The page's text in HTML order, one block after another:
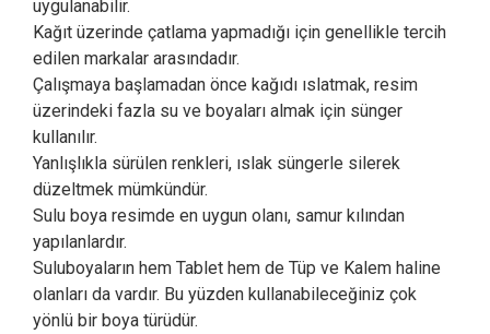
uygulanabilir.
Kağıt üzerinde çatlama yapmadığı için genellikle tercih
edilen markalar arasındadır.
Çalışmaya başlamadan önce kağıdı ıslatmak, resim
üzerindeki fazla su ve boyaları almak için sünger
kullanılır.
Yanlışlıkla sürülen renkleri, ıslak süngerle silerek
düzeltmek mümkündür.
Sulu boya resimde en uygun olanı, samur kılından
yapılanlardır.
Suluboyaların hem Tablet hem de Tüp ve Kalem haline
olanları da vardır. Bu yüzden kullanabileceğiniz çok
yönlü bir boya türüdür.